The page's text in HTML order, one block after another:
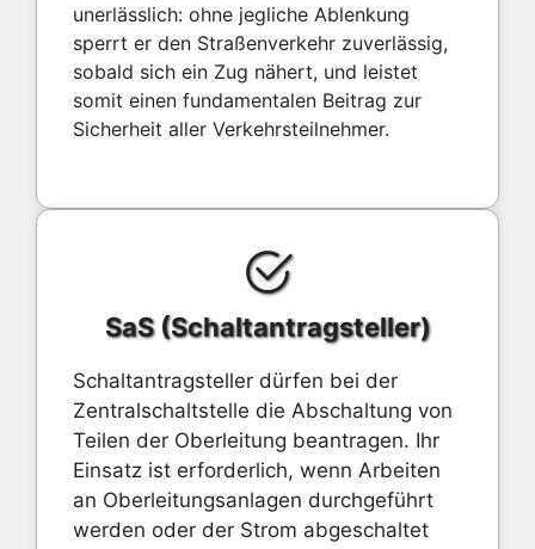
unerlässlich: ohne jegliche Ablenkung
sperrt er den Straßenverkehr zuverlässig,
sobald sich ein Zug nähert, und leistet
somit einen fundamentalen Beitrag zur
Sicherheit aller Verkehrsteilnehmer.
SaS (Schaltantragsteller)
Schaltantragsteller dürfen bei der
Zentralschaltstelle die Abschaltung von
Teilen der Oberleitung beantragen. Ihr
Einsatz ist erforderlich, wenn Arbeiten
an Oberleitungsanlagen durchgeführt
werden oder der Strom abgeschaltet